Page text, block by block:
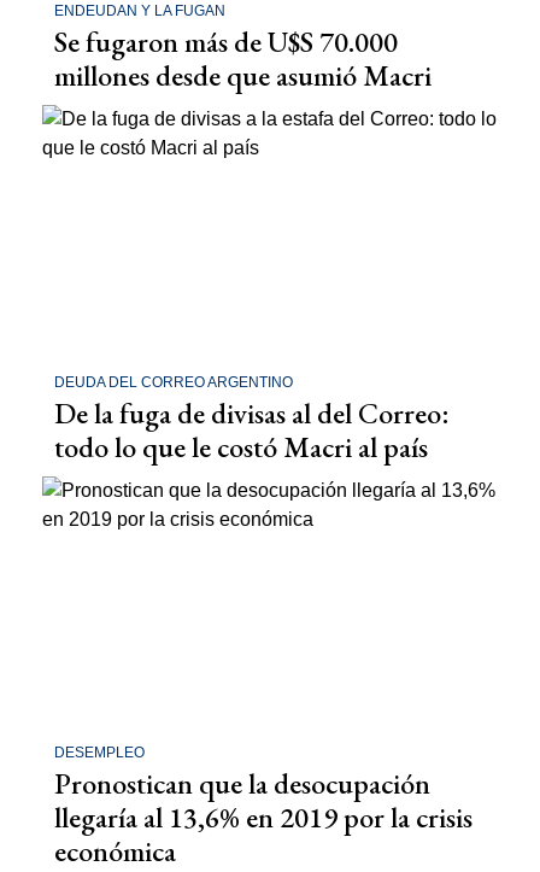
ENDEUDAN Y LA FUGAN
Se fugaron más de U$S 70.000
millones desde que asumió Macri
DEUDA DEL CORREO ARGENTINO
De la fuga de divisas al del Correo:
todo lo que le costó Macri al país
DESEMPLEO
Pronostican que la desocupación
llegaría al 13,6% en 2019 por la crisis
económica